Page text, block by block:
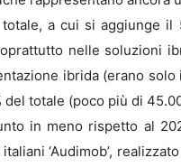
a cui si aggiunge
nelle soluzioni
ibrida (erano
del totale (poco più di
in meno rispetto al
‘Audimob’,